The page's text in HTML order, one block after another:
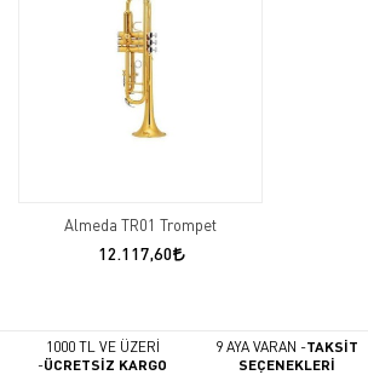
Almeda TR01 Trompet
12.117,60
1000 TL VE ÜZERİ
-ÜCRETSİZ KARGO
9 AYA VARAN -TAKSİT
SEÇENEKLERİ